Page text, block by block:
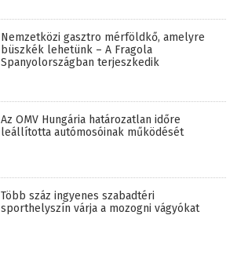
Nemzetközi gasztro mérföldkő, amelyre
büszkék lehetünk – A Fragola
Spanyolországban terjeszkedik
Az OMV Hungária határozatlan időre
leállította autómosóinak működését
Több száz ingyenes szabadtéri
sporthelyszín várja a mozogni vágyókat